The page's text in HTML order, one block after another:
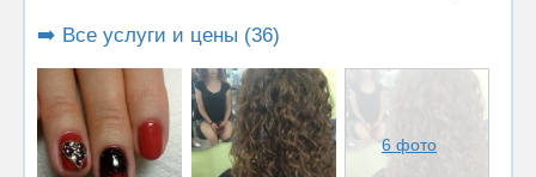
➡️ Все услуги и цены (36)
6 фото